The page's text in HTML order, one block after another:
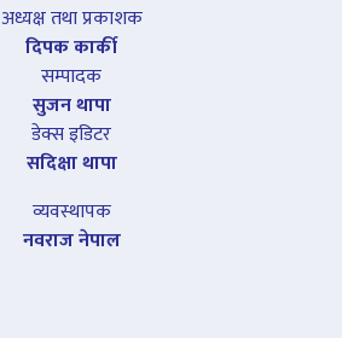
अध्यक्ष तथा प्रकाशक
दिपक कार्की
सम्पादक
सुजन थापा
डेक्स इडिटर
सदिक्षा थापा
व्यवस्थापक
नवराज नेपाल